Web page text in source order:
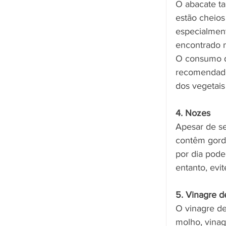
O abacate
estão
encontrado
O consumo
dos
4. Nozes
Apesar de
contêm
por dia
entanto,
5. Vinagre
O vinagre
molho,